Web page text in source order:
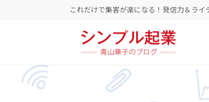
これだけで集客が楽になる！発信力＆ライ